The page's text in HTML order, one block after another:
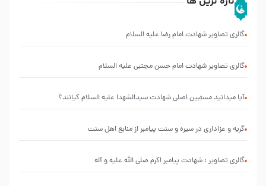
گالری تصاویر شهادت امام رضا علیه السلام
گالری تصاویر شهادت امام حسن مجتبی علیه السلام
آیا میدانید مسبّبین اصلی شهادت سیدالشهدا علیه ‌السلام کیانند؟
گریه و عزاداری در سیره و سنت پیامبر از منابع اهل سنت
گالری تصاویر : شهادت پیامبر اکرم صلی الله علیه و آله